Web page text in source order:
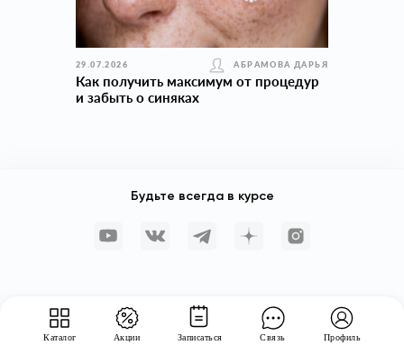
Каталог Акции Записаться Связь Профиль
29.07.2026 АБРАМОВА ДАРЬЯ
Как получить максимум от процедур
и забыть о синяках
Будьте всегда в курсе